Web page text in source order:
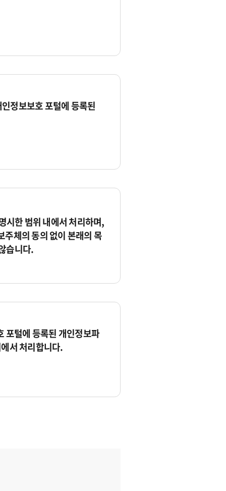
정보보호 포털에 등록된
시한 범위 내에서 처리하며,
체의 동의 없이 본래의 목
습니다.
포털에 등록된 개인정보파
서 처리합니다.